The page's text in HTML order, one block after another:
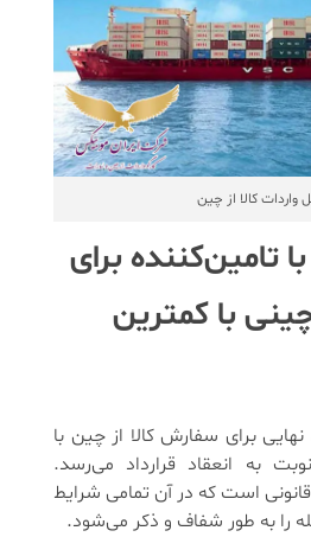
واردات کالا از چین
با تامین‌کننده برای
با کمترین
برای سفارش کالا از چین با
به انعقاد قرارداد می‌رسد.
است که در آن تمامی شرایط
را به طور شفاف و ذکر می‌شود.